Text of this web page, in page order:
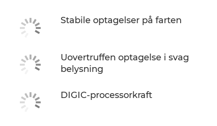
Stabile optagelser på farten
Uovertruffen optagelse i svag
belysning
DIGIC-processorkraft